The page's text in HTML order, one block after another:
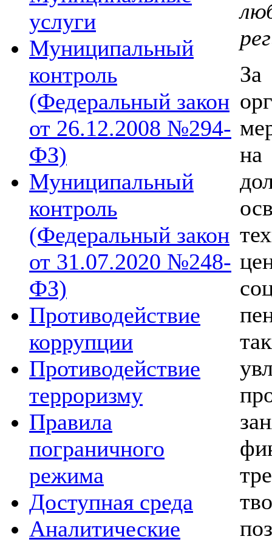
услуги
Муниципальный
контроль
(Федеральный закон
от 26.12.2008 №294-
ФЗ)
Муниципальный
контроль
(Федеральный закон
от 31.07.2020 №248-
ФЗ)
Противодействие
коррупции
Противодействие
терроризму
Правила
пограничного
режима
Доступная среда
Аналитические
За